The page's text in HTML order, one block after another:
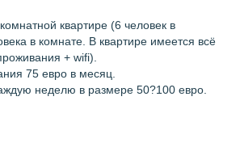
квартире (6 человек в
в комнате. В квартире имеется всё
+ wifi).
75 евро в месяц.
неделю в размере 50?100 евро.